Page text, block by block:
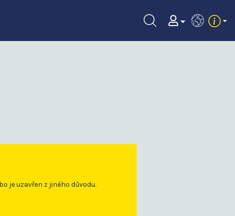
EN
je uzavřen z jiného důvodu.